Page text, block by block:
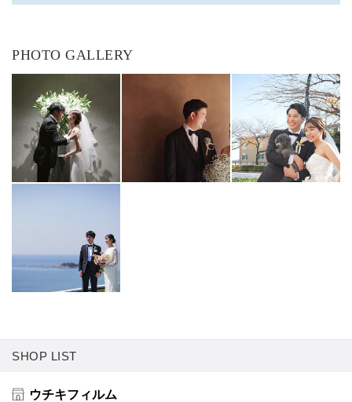
PHOTO GALLERY
SHOP LIST
ウチキフィルム